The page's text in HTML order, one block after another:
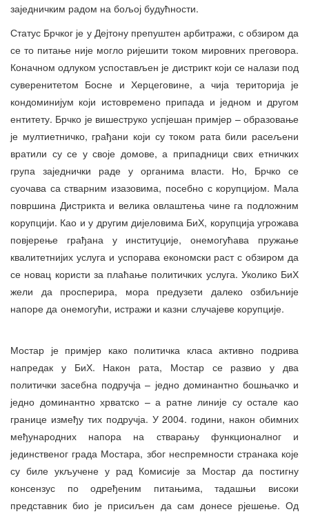
заједничким радом на бољој будућности.
Статус Брчког је у Дејтону препуштен арбитражи, с обзиром да
се то питање није могло ријешити током мировних преговора.
Коначном одлуком успостављен је дистрикт који се налази под
суверенитетом Босне и Херцеговине, а чија територија је
кондоминијум који истовремено припада и једном и другом
ентитету. Брчко је вишеструко успјешан примјер – образовање
је мултиетничко, грађани који су током рата били расељени
вратили су се у своје домове, а припадници свих етничких
група заједнички раде у органима власти. Но, Брчко се
суочава са стварним изазовима, посебно с корупцијом. Мала
површина Дистрикта и велика овлаштења чине га подложним
корупцији. Као и у другим дијеловима БиХ, корупција угрожава
повјерење грађана у институције, онемогућава пружање
квалитетнијих услуга и успорава економски раст с обзиром да
се новац користи за плаћање политичких услуга. Уколико БиХ
жели да просперира, мора предузети далеко озбиљније
напоре да онемогући, истражи и казни случајеве корупције.
Мостар је примјер како политичка класа активно подрива
напредак у БиХ. Након рата, Мостар се развио у два
политички засебна подручја – једно доминантно бошњачко и
једно доминантно хрватско – а ратне линије су остале као
границе између тих подручја. У 2004. години, након обимних
међународних напора на стварању функционалног и
јединственог града Мостара, због неспремности странака које
су биле укључене у рад Комисије за Мостар да постигну
консензус по одређеним питањима, тадашњи високи
представник био је присиљен да сам донесе рјешење. Од